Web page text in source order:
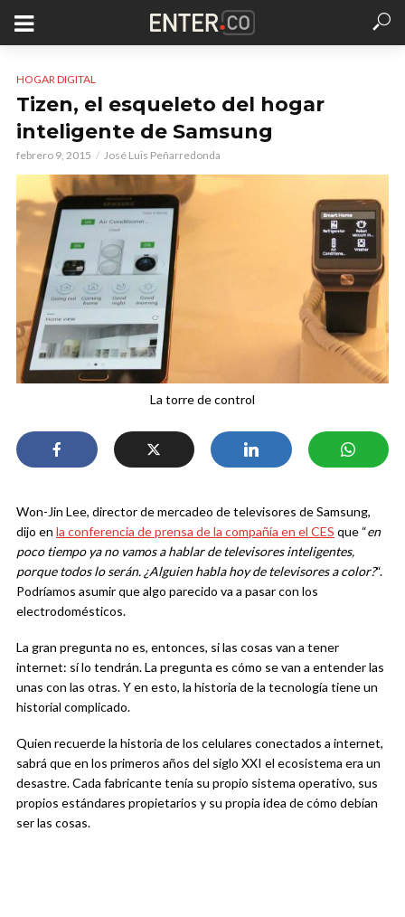
HOGAR DIGITAL
Tizen, el esqueleto del hogar
inteligente de Samsung
febrero 9, 2015 José Luis Peñarredonda
La torre de control
Won-Jin Lee, director de mercadeo de televisores de Samsung,
dijo en la conferencia de prensa de la compañía en el CES que “en
poco tiempo ya no vamos a hablar de televisores inteligentes,
porque todos lo serán. ¿Alguien habla hoy de televisores a color?“.
Podríamos asumir que algo parecido va a pasar con los
electrodomésticos.
La gran pregunta no es, entonces, si las cosas van a tener
internet: sí lo tendrán. La pregunta es cómo se van a entender las
unas con las otras. Y en esto, la historia de la tecnología tiene un
historial complicado.
Quien recuerde la historia de los celulares conectados a internet,
sabrá que en los primeros años del siglo XXI el ecosistema era un
desastre. Cada fabricante tenía su propio sistema operativo, sus
propios estándares propietarios y su propia idea de cómo debían
ser las cosas.